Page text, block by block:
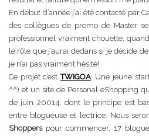
En début d’année j’ai été contacté par
des collègues de promo de Master
professionnel vraiment chouette,
le rôle que j’aurai dedans si je décide
je n’ai pas vraiment hésité!
Ce projet c’estTWIGOA: Une jeune
^^) et un site de Personal eShopping
de juin 20014, dont le principe est
entre blogueuse et lectrice. Nous
Shopperspour commencer, 17